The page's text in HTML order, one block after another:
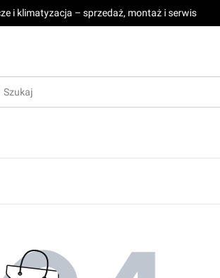
i klimatyzacja – sprzedaż, montaż i serwis